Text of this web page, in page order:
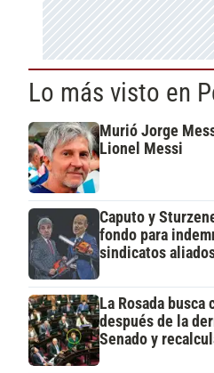
Lo más visto en
Murió Jorge
Lionel Messi
Caputo y
fondo para
sindicatos
La Rosada busca
después de la
Senado y